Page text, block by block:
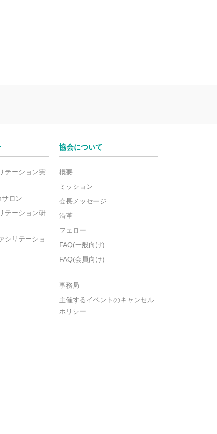
テーション実
ロン
テーション研
シリテーショ
協会について
概要
ミッション
会長メッセージ
沿革
フェロー
FAQ(一般向け)
FAQ(会員向け)
事務局
主催するイベントのキャンセル
ポリシー